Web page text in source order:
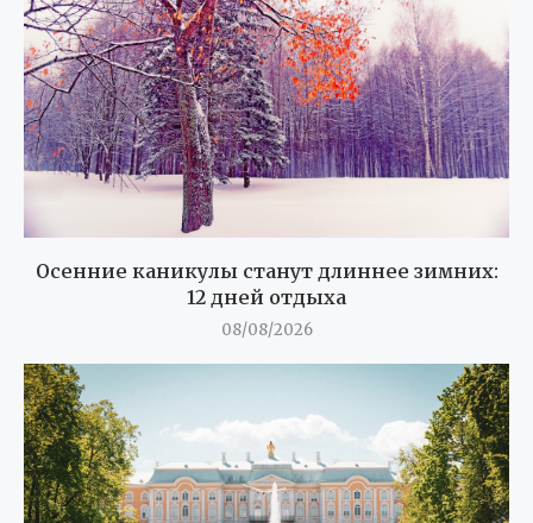
Осенние каникулы станут длиннее зимних:
12 дней отдыха
08/08/2026